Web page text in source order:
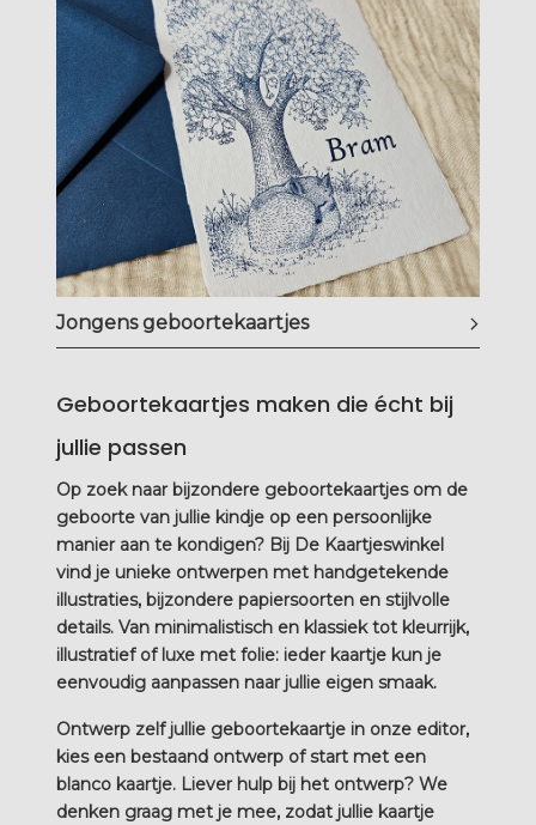
Jongens geboortekaartjes
Geboortekaartjes maken die écht bij
jullie passen
Op zoek naar bijzondere geboortekaartjesom de
geboorte van jullie kindje op een persoonlijke
manier aan te kondigen? Bij De Kaartjeswinkel
vind je unieke ontwerpen met handgetekende
illustraties, bijzondere papiersoorten en stijlvolle
details. Van minimalistisch en klassiek tot kleurrijk,
illustratief of luxe met folie: ieder kaartje kun je
eenvoudig aanpassen naar jullie eigen smaak.
Ontwerp zelf jullie geboortekaartje in onze editor,
kies een bestaand ontwerp of start met een
blanco kaartje. Liever hulp bij het ontwerp? We
denken graag met je mee, zodat jullie kaartje